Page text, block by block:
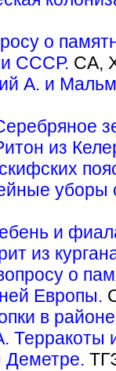
о
СССР. СА,
А. и
из
уборы
и
из
о
Европы.
в
Терракоты
Деметре.